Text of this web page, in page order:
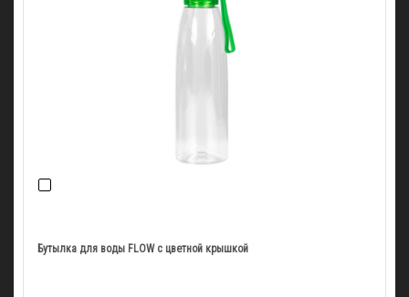
Бутылка для воды FLOW с цветной крышкой